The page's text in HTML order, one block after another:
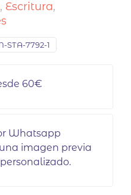
, Escritura,
STA-7792-1
60€
Whatsapp
imagen previa